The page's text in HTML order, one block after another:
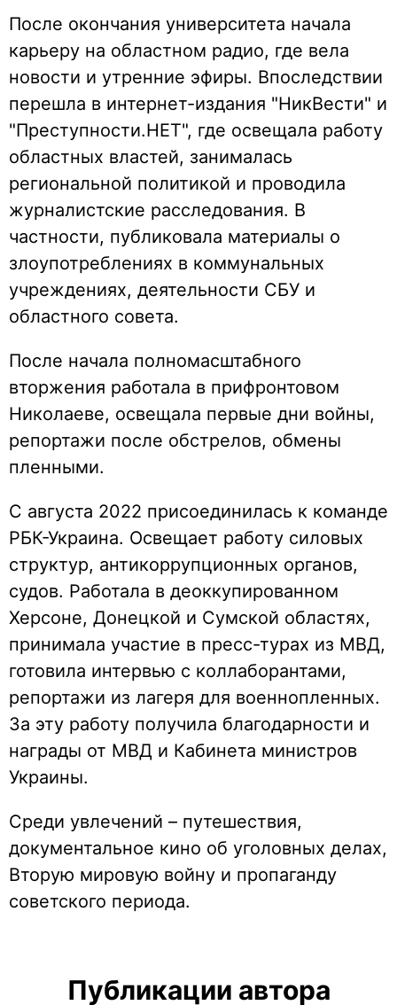
После окончания университета начала
карьеру на областном радио, где вела
новости и утренние эфиры. Впоследствии
перешла в интернет-издания "НикВести" и
"Преступности.НЕТ", где освещала работу
областных властей, занималась
региональной политикой и проводила
журналистские расследования. В
частности, публиковала материалы о
злоупотреблениях в коммунальных
учреждениях, деятельности СБУ и
областного совета.
После начала полномасштабного
вторжения работала в прифронтовом
Николаеве, освещала первые дни войны,
репортажи после обстрелов, обмены
пленными.
С августа 2022 присоединилась к команде
РБК-Украина. Освещает работу силовых
структур, антикоррупционных органов,
судов. Работала в деоккупированном
Херсоне, Донецкой и Сумской областях,
принимала участие в пресс-турах из МВД,
готовила интервью с коллаборантами,
репортажи из лагеря для военнопленных.
За эту работу получила благодарности и
награды от МВД и Кабинета министров
Украины.
Среди увлечений – путешествия,
документальное кино об уголовных делах,
Вторую мировую войну и пропаганду
советского периода.
Публикации автора